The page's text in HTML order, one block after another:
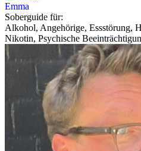
Emma
Soberguide für:
Alkohol, Angehörige, Essstörung,
Nikotin, Psychische